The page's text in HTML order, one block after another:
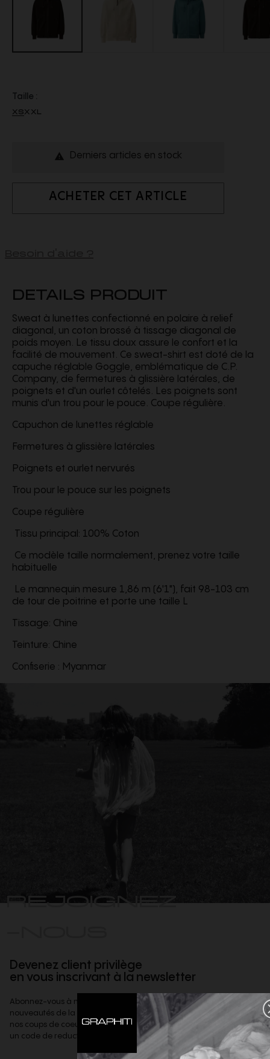
Taille :
XSXXL
 Derniers articles en stock
ACHETER CET ARTICLE
DETAILS PRODUIT
Sweat à lunettes confectionné en polaire à relief
diagonal, un coton brossé à tissage diagonal de
poids moyen. Le tissu doux assure le confort et la
facilité de mouvement. Ce sweat-shirt est doté de la
capuche réglable Goggle, emblématique de C.P.
Company, de fermetures à glissière latérales, de
poignets et d'un ourlet côtelés. Les poignets sont
munis d'un trou pour le pouce. Coupe régulière.
Capuchon de lunettes réglable
Fermetures à glissière latérales
Poignets et ourlet nervurés
Trou pour le pouce sur les poignets
Coupe régulière
Tissu principal: 100% Coton
Ce modèle taille normalement, prenez votre taille
habituelle
Le mannequin mesure 1,86 m (6'1"), fait 98-103 cm
de tour de poitrine et porte une taille L
Tissage: Chine
Teinture: Chine
Confiserie : Myanmar
REJOIGNEZ
Devenez client privilège
en vous inscrivant à la newsletter
Abonnez-vous à notre newsletter afin d'être informé des dernières
nouveautés de la boutique,
nos coups de coeur et offres privilèges & recevoir, sur demande,
un code de reduction de 10% à valoir sur votre 1ere commande.